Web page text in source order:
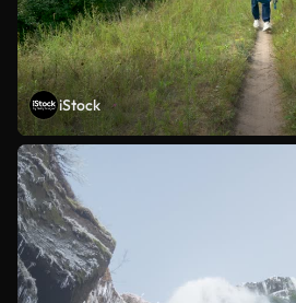
iStock